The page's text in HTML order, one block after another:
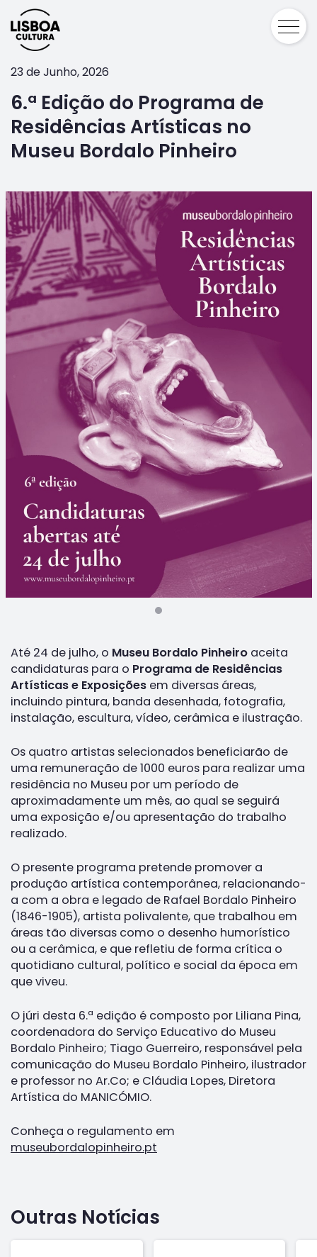
23 de Junho, 2026
6.ª Edição do Programa de
Residências Artísticas no
Museu Bordalo Pinheiro
Até 24 de julho, o Museu Bordalo Pinheiro aceita
candidaturas para o Programa de Residências
Artísticas e Exposições em diversas áreas,
incluindo pintura, banda desenhada, fotografia,
instalação, escultura, vídeo, cerâmica e ilustração.
Os quatro artistas selecionados beneficiarão de
uma remuneração de 1000 euros para realizar uma
residência no Museu por um período de
aproximadamente um mês, ao qual se seguirá
uma exposição e/ou apresentação do trabalho
realizado.
O presente programa pretende promover a
produção artística contemporânea, relacionando-
a com a obra e legado de Rafael Bordalo Pinheiro
(1846-1905), artista polivalente, que trabalhou em
áreas tão diversas como o desenho humorístico
ou a cerâmica, e que refletiu de forma crítica o
quotidiano cultural, político e social da época em
que viveu.
O júri desta 6.ª edição é composto por Liliana Pina,
coordenadora do Serviço Educativo do Museu
Bordalo Pinheiro; Tiago Guerreiro, responsável pela
comunicação do Museu Bordalo Pinheiro, ilustrador
e professor no Ar.Co; e Cláudia Lopes, Diretora
Artística do MANICÓMIO.
Conheça o regulamento em
museubordalopinheiro.pt
Outras Notícias